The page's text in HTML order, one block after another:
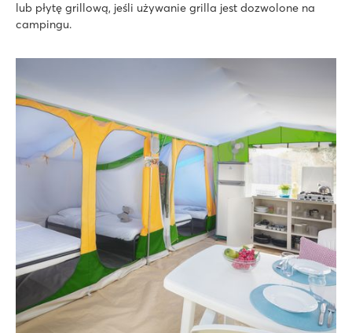
lub płytę grillową, jeśli używanie grilla jest dozwolone na
campingu.